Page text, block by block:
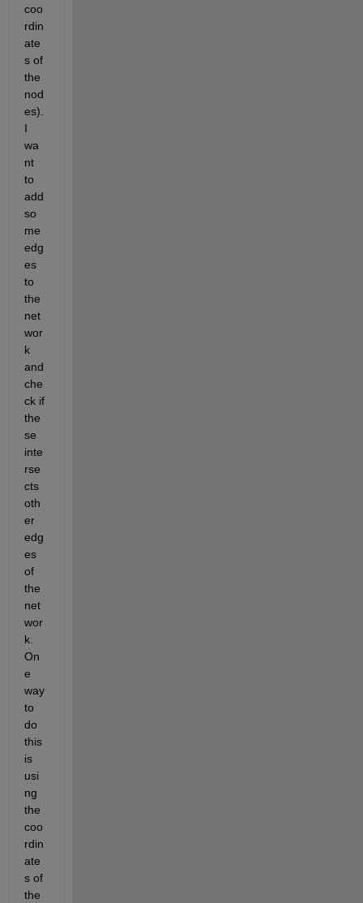
coo
rdin
ate
s of
the
nod
es).
I
wa
nt
to
add
so
me
edg
es
to
the
net
wor
k
and
che
ck if
the
se
inte
rse
cts
oth
er
edg
es
of
the
net
wor
k.
On
e
way
to
do
this
is
usi
ng
the
coo
rdin
ate
s of
the